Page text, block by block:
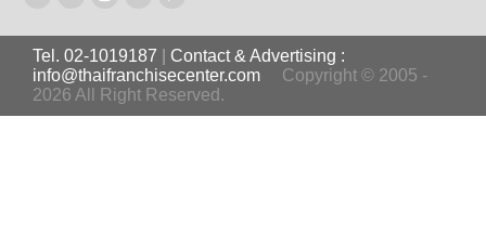
Tel. 02-1019187
Contact & Advertising :
info@thaifranchisecenter.com
Copyright © 2005 -
2026 All Right Reserved.